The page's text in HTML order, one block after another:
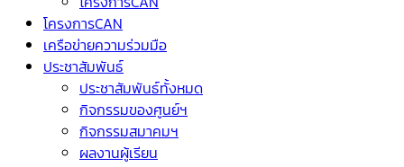
โครงการCAN
เครือข่ายความร่วมมือ
ประชาสัมพันธ์
ประชาสัมพันธ์ทั้งหมด
กิจกรรมของศูนย์ฯ
กิจกรรมสมาคมฯ
ผลงานผู้เรียน